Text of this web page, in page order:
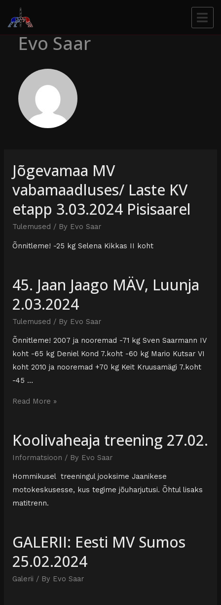
Evo Saar
Jõgevamaa MV
vabamaadluses/ Laste KV
etapp 3.03.2024 Pisisaarel
Tulemused / By Evo Saar
Õnnitleme! -25 kg Selena Kikkas II koht
45. Jaan Jaago MÄV, Luunja
2.03.2024
Tulemused / By Evo Saar
Õnnitleme! 2007 ja nooremad -71 kg Sven Saarmann IV
koht -65 kg Deniel Kond 7.koht -60 kg Mario Kutsar VI
koht 2010 ja nooremad +70 kg Keit Kruusamägi 7.koht
-45 …
Read More »
Koolivaheaja treening 27.02.
Informatsioon / By Evo Saar
Hommikusel treeningul jooksime Jaanikese
motokeskusesse, kus tegime jõuharjutusi. Õhtul lisaks
matitrenn.
GALERII: Eesti MV Sumos
25.02.2024
Galerii / By Evo Saar